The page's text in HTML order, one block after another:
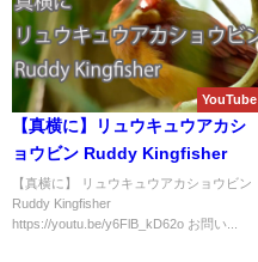
YouTube
【真横に】リュウキュウアカシ
ョウビン Ruddy Kingfisher
【真横に】 リュウキュウアカショウビン
Ruddy Kingfisher
https://youtu.be/y6FlB_kD62o お問い...